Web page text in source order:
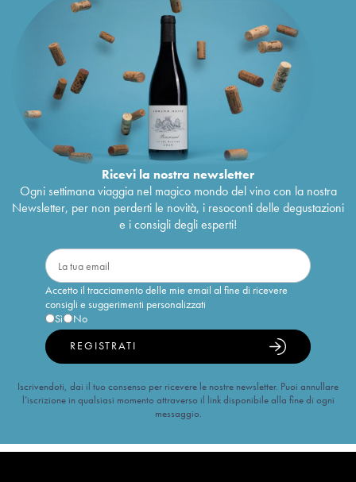
Ricevi la nostra newsletter
Ogni settimana viaggia nel magico mondo del vino con la nostra
Newsletter, per non perderti le novità, i resoconti delle degustazioni
e i consigli degli esperti!
Accetto il tracciamento delle mie email al fine di ricevere
consigli e suggerimenti personalizzati
Sì
No
REGISTRATI
Iscrivendoti, dai il tuo consenso per ricevere le nostre newsletter. Puoi annullare
l’iscrizione in qualsiasi momento attraverso il link disponibile alla fine di ogni
messaggio.